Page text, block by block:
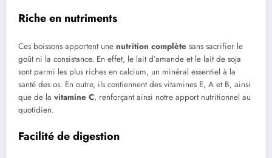
Riche en nutriments
Ces boissons apportent une nutrition complète sans sacrifier le
goût ni la consistance. En effet, le lait d’amande et le lait de soja
sont parmi les plus riches en calcium, un minéral essentiel à la
santé des os. En outre, ils contiennent des vitamines E, A et B, ainsi
que de la vitamine C, renforçant ainsi notre apport nutritionnel au
quotidien.
Facilité de digestion